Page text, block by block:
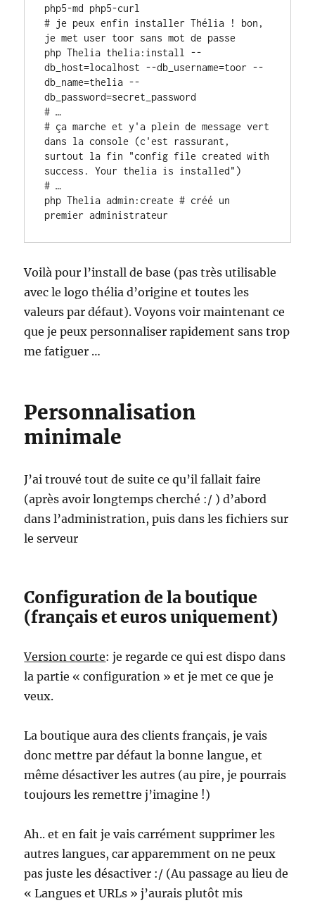
php5-md php5-curl
# je peux enfin installer Thélia ! bon,
je met user toor sans mot de passe
php Thelia thelia:install --
db_host=localhost --db_username=toor --
db_name=thelia --
db_password=secret_password
# …
# ça marche et y'a plein de message vert
dans la console (c'est rassurant,
surtout la fin "config file created with
success. Your thelia is installed")
# …
php Thelia admin:create # créé un
premier administrateur
Voilà pour l’install de base (pas très utilisable
avec le logo thélia d’origine et toutes les
valeurs par défaut). Voyons voir maintenant ce
que je peux personnaliser rapidement sans trop
me fatiguer …
Personnalisation
minimale
J’ai trouvé tout de suite ce qu’il fallait faire
(après avoir longtemps cherché :/ ) d’abord
dans l’administration, puis dans les fichiers sur
le serveur
Configuration de la boutique
(français et euros uniquement)
Version courte: je regarde ce qui est dispo dans
la partie « configuration » et je met ce que je
veux.
La boutique aura des clients français, je vais
donc mettre par défaut la bonne langue, et
même désactiver les autres (au pire, je pourrais
toujours les remettre j’imagine !)
Ah.. et en fait je vais carrément supprimer les
autres langues, car apparemment on ne peux
pas juste les désactiver :/ (Au passage au lieu de
« Langues et URLs » j’aurais plutôt mis